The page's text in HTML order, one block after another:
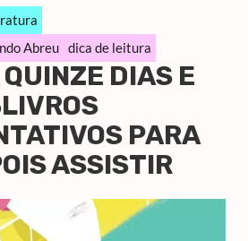
Abreu dica de leitura
DIAS E
PARA
ASSISTIR